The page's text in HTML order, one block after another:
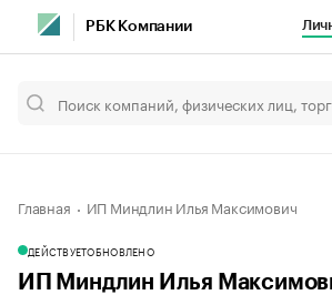
РБК Компании
Главная ИП Миндлин Илья Максимович
ДЕЙСТВУЕТОБНОВЛЕНО
ИП Миндлин Илья